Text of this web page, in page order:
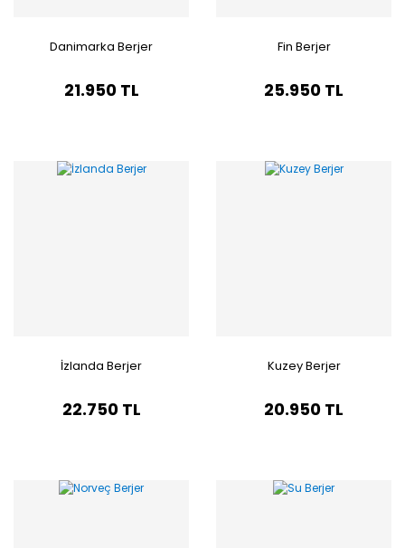
Danimarka Berjer
21.950 TL
Fin Berjer
25.950 TL
İzlanda Berjer
22.750 TL
Kuzey Berjer
20.950 TL